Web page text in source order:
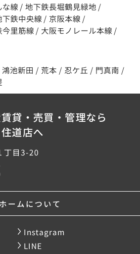
な線 / 地下鉄長堀鶴見緑地 /
下鉄中央線 / 京阪本線 /
里筋線 / 大阪モノレール本線 /
鴻池新田 / 荒本 / 忍ケ丘 / 門真南 /
貸・売買・管理なら
道店へ
丁目3-20
ームについて
Instagram
LINE